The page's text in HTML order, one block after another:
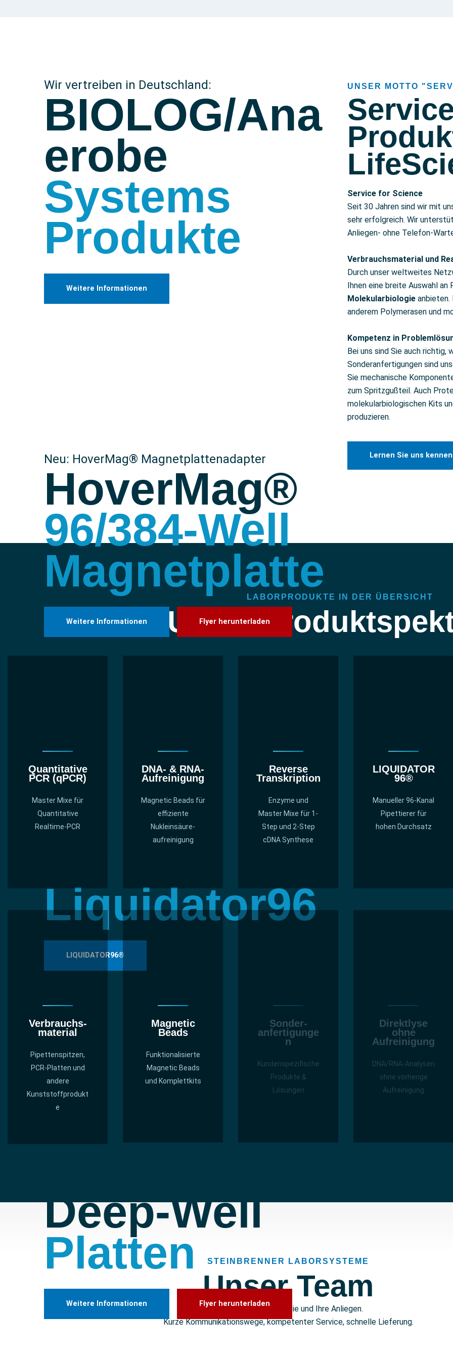
Wir vertreiben in Deutschland:
BIOLOG/Ana
erobe
Systems
Produkte
Weitere Informationen
Neu: HoverMag® Magnetplattenadapter
HoverMag®
96/384-Well
Magnetplatte
Weitere Informationen Flyer herunterladen
96-Kanal Pipettierung - schnell und einfach
Liquidator96
LIQUIDATOR96®
Deep-Well
Platten
Weitere Informationen Flyer herunterladen
UNSER MOTTO
Service for Science
Seit 30 Jahren sind wir mit
sehr erfolgreich. Wir
Anliegen- ohne Telefon-
Verbrauchsmaterial und
Durch unser weltweites
Ihnen eine breite Auswahl
Molekularbiologie anbieten.
anderem Polymerasen und
Kompetenz in
Bei uns sind Sie auch richtig,
Sonderanfertigungen sind
Sie mechanische
zum Spritzgußteil. Auch
molekularbiologischen Kits
produzieren.
Lernen Sie uns kennen
LABORPRODUKTE IN DER ÜBERSICHT
Unser
Quantitative
PCR (qPCR)
Master Mixe für
Quantitative
Realtime-PCR
DNA- & RNA-
Aufreinigung
Magnetic Beads für
effiziente
Nukleinsäure­
aufreinigung
Reverse
Transkription
Enzyme und
Master Mixe für 1-
Step und 2-Step
cDNA Synthese
LIQUIDATOR
96®
Manueller 96-Kanal
Pipettierer für
hohen Durchsatz
Verbrauchs­
material
Pipettenspitzen,
PCR-Platten und
andere
Kunststoffprodukt
e
Magnetic
Beads
Funktionalisierte
Magnetic Beads
und Komplettkits
Sonder­
anfertigunge
n
Kundenspezifische
Produkte &
Lösungen
Direktlyse
ohne
Aufreinigung
DNA/RNA-Analysen
ohne vorherige
Aufreinigung
STEINBRENNER LABORSYSTEME
Unser Team
Wir kümmern uns um Sie und Ihre Anliegen.
Kurze Kommunikationswege, kompetenter Service, schnelle Lieferung.